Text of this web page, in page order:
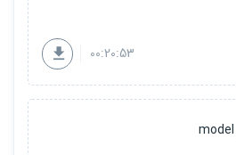
00:20:53